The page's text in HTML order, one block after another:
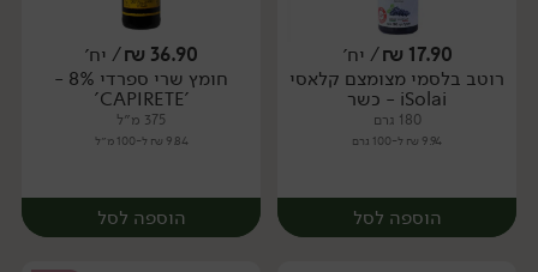
יח׳ יח׳
17.90
₪/ יח׳
רוטב בלסמי מצומצם קלאסי
iSolai - כשר
180 גרם
9.94 ₪ ל-100 גרם
הוספה לסל
36.90
₪/ יח׳
חומץ שרי ספרדי 8% -
'CAPIRETE'
375 מ״ל
9.84 ₪ ל-100 מ״ל
הוספה לסל